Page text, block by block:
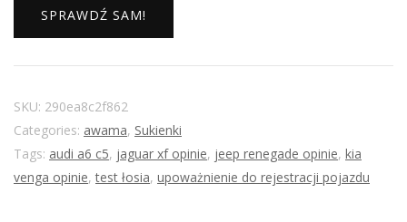
SPRAWDŹ SAM!
SKU: 290ea8c2f862
Categories: awama, Sukienki
Tags: audi a6 c5, jaguar xf opinie, jeep renegade opinie, kia
venga opinie,test łosia, upoważnienie do rejestracji pojazdu